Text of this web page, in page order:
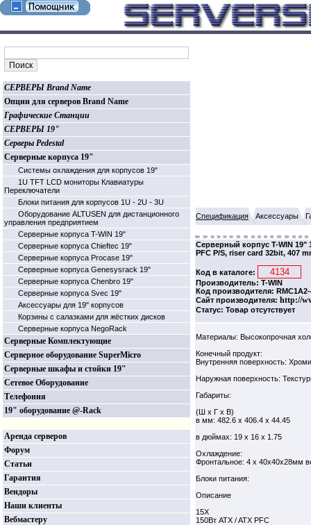
СЕРВЕРЫ Brand Name
Опции для серверов Brand Name
Графические Станции
СЕРВЕРЫ 19"
Серверы Pedestal
Серверные корпуса 19"
Системы охлаждения для корпусов 19"
1U TFT LCD мониторы Клавиатуры
Переключатели
Блоки питания для корпусов 1U - 2U - 3U
Оборудование ALTUSEN для дистанционного
управления предприятием
Серверные корпуса T-WIN 19"
Серверные корпуса Chieftec 19"
Серверные корпуса Procase 19"
Серверные корпуса Genesysrack 19"
Серверные корпуса Сhenbro 19"
Серверные корпуса Svec 19"
Аксессуары для 19" корпусов
Корзины c салазками для жёстких дисков
Серверные корпуса NegoRack
Серверные Комплектующие
Серверное оборудование SuperMicro
Серверные шкафы и стойки 19"
Сетевое Оборудование
Телефония
19" оборудование @-Rack
Аренда серверов
Форум
Статьи
Гарантия
Вендоры
Наши клиенты
Вебмастеру
Спецификация Аксессуары
Серверный корпус T-WIN 19"
PFC P/S, riser card 32bit, 407
Код в каталоге:
Производитель: T-WIN
Код производителя: RMC1A2-
Сайт производителя: http://
Статус: Товар отсутствует
Материалы: Высокопрочная
Конечный продукт:
Внутренняя поверхность:
Наружная поверхность:
Габариты:
(Ш x Г x В)
в мм: 482.6 x 406.4 x 44.45
в дюймах: 19 x 16 x 1.75
Охлаждение:
Фронтальное: 4 x 40x40x28мм
Блоки питания:
Описание
15X
150Вт ATX / ATX PFC